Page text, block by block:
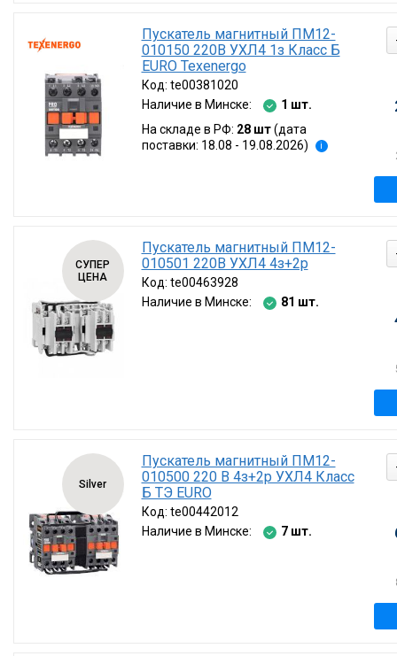
Пускатель магнитный ПМ12-
010150 220В УХЛ4 1з Класс Б
EURO Texenergo
Код: te00381020
Наличие в Минске:
1 шт.
На складе в РФ: 28 шт (дата
поставки: 18.08 - 19.08.2026)
i
СУПЕР
ЦЕНА
Пускатель магнитный ПМ12-
010501 220В УХЛ4 4з+2р
Код: te00463928
Наличие в Минске:
81 шт.
Silver
Пускатель магнитный ПМ12-
010500 220 В 4з+2р УХЛ4 Класс
Б ТЭ EURO
Код: te00442012
Наличие в Минске:
7 шт.